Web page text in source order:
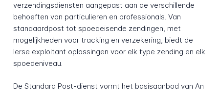
verzendingsdiensten aangepast aan de verschillende
behoeften van particulieren en professionals. Van
standaardpost tot spoedeisende zendingen, met
mogelijkheden voor tracking en verzekering, biedt de
Ierse exploitant oplossingen voor elk type zending en elk
spoedeniveau.
De Standard Post-dienst vormt het basisaanbod van An